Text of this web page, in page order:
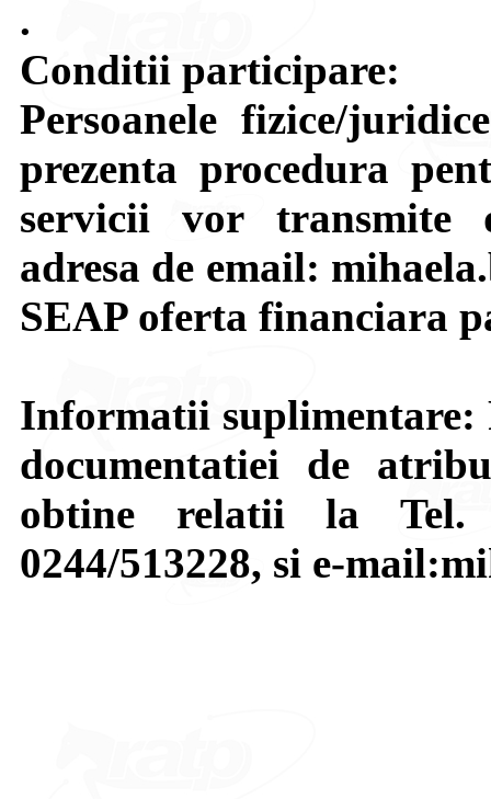
.
Conditii participare:
Persoanele fizice/
prezenta procedura
servicii vor transmite
adresa de email:
SEAP oferta financiara
Informatii suplimentare:
documentatiei de
obtine relatii la Tel.
0244/513228, si e-